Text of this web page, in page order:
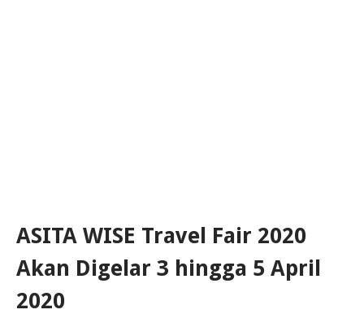
ASITA WISE Travel Fair 2020
Akan Digelar 3 hingga 5 April
2020